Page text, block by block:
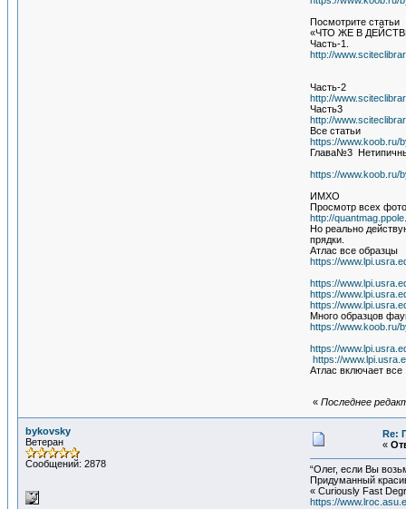
Посмотрите статьи
«ЧТО ЖЕ В
Часть-1.
http://
Часть-2
http://
Часть3
http://
Все статьи
https://www.koob.ru/
Глава№3
https://www.koob.ru/
ИМХО
Просмотр всех
http://
Но реально
прядки.
Атлас все образцы
https://
https://
https://
https://
Много образцов
https://www.koob.ru/
https://
https://
Атлас включает
« Последнее
bykovsky
Ветеран
Сообщений: 2878
Re:
«
“Олег, если Вы
Придуманный
« Curiously Fast
https://